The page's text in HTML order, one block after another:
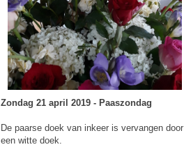
Zondag 21 april 2019 - Paaszondag
De paarse doek van inkeer is vervangen door
een witte doek.